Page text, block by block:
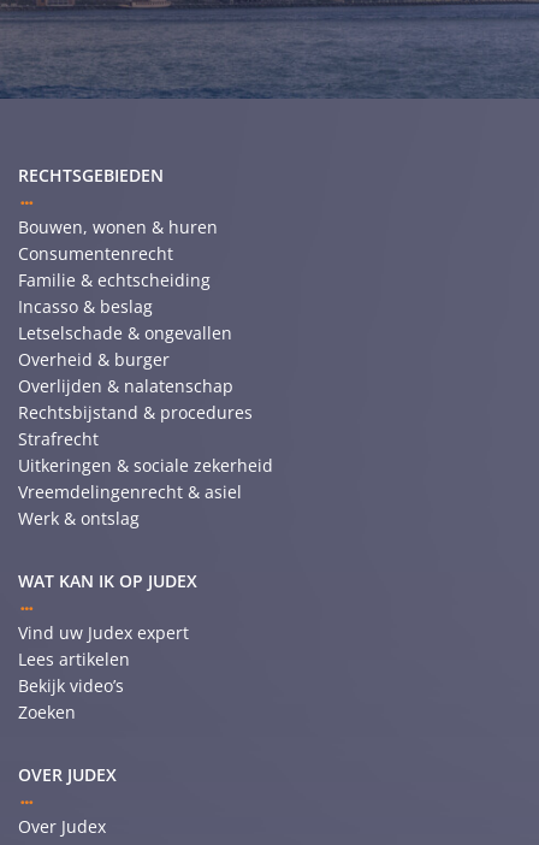
RECHTSGEBIEDEN
Bouwen, wonen & huren
Consumentenrecht
Familie & echtscheiding
Incasso & beslag
Letselschade & ongevallen
Overheid & burger
Overlijden & nalatenschap
Rechtsbijstand & procedures
Strafrecht
Uitkeringen & sociale zekerheid
Vreemdelingenrecht & asiel
Werk & ontslag
WAT KAN IK OP JUDEX
Vind uw Judex expert
Lees artikelen
Bekijk video’s
Zoeken
OVER JUDEX
Over Judex